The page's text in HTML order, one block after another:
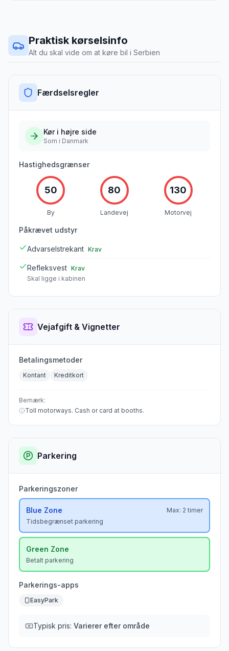
Praktisk kørselsinfo
Alt du skal vide om at køre bil i Serbien
Færdselsregler
Kør i højre side
Som i Danmark
Hastighedsgrænser
50
By
80
Landevej
130
Motorvej
Påkrævet udstyr
Advarselstrekant Krav
Refleksvest Krav
Skal ligge i kabinen
Vejafgift & Vignetter
Betalingsmetoder
Kontant Kreditkort
Bemærk:
Toll motorways. Cash or card at booths.
Parkering
Parkeringszoner
Blue Zone Max: 2 timer
Tidsbegrænset parkering
Green Zone
Betalt parkering
Parkerings-apps
EasyPark
Typisk pris: Varierer efter område